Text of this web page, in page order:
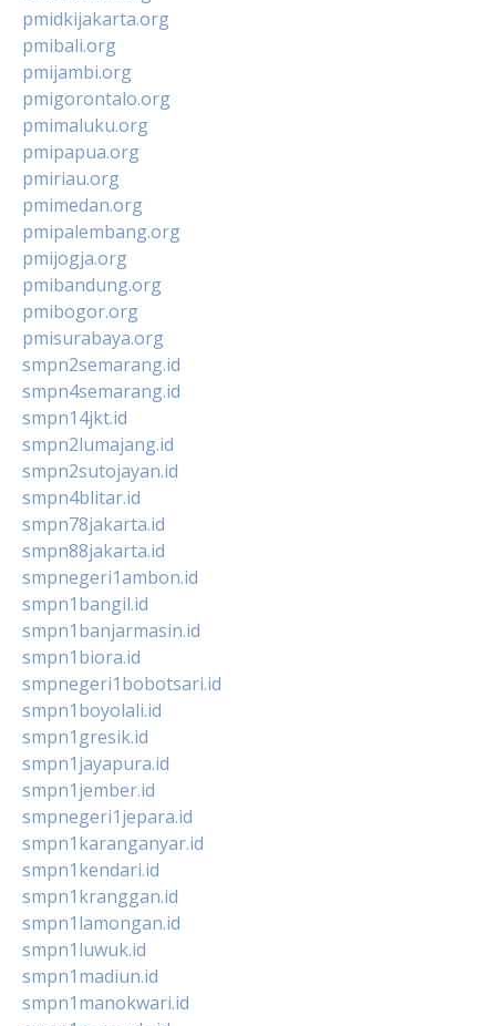
pmidkijakarta.org
pmibali.org
pmijambi.org
pmigorontalo.org
pmimaluku.org
pmipapua.org
pmiriau.org
pmimedan.org
pmipalembang.org
pmijogja.org
pmibandung.org
pmibogor.org
pmisurabaya.org
smpn2semarang.id
smpn4semarang.id
smpn14jkt.id
smpn2lumajang.id
smpn2sutojayan.id
smpn4blitar.id
smpn78jakarta.id
smpn88jakarta.id
smpnegeri1ambon.id
smpn1bangil.id
smpn1banjarmasin.id
smpn1biora.id
smpnegeri1bobotsari.id
smpn1boyolali.id
smpn1gresik.id
smpn1jayapura.id
smpn1jember.id
smpnegeri1jepara.id
smpn1karanganyar.id
smpn1kendari.id
smpn1kranggan.id
smpn1lamongan.id
smpn1luwuk.id
smpn1madiun.id
smpn1manokwari.id